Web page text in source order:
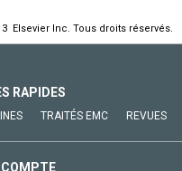
Elsevier Inc. Tous droits réservés.
RAPIDES
TRAITÉS EMC REVUES
COMPTE